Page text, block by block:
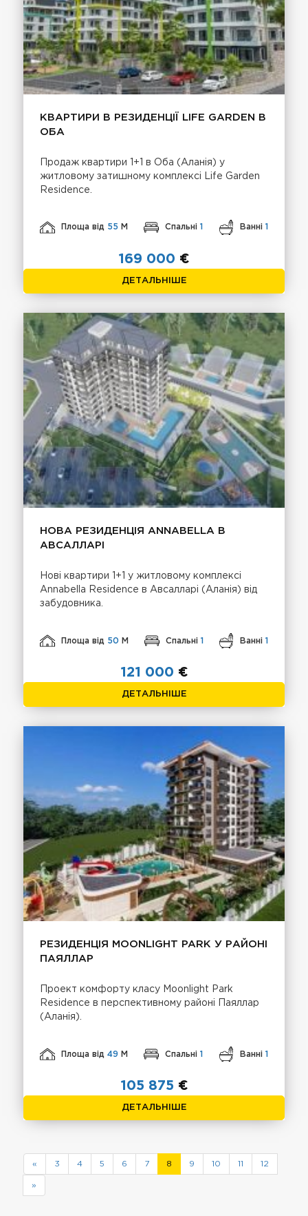
КВАРТИРИ В РЕЗИДЕНЦІЇ LIFE GARDEN В
ОБА
Продаж квартири 1+1 в Оба (Аланія) у
житловому затишному комплексі Life Garden
Residence.
Площа від 55 М Спальні 1 Ванні 1
169 000 €
ДЕТАЛЬНІШЕ
НОВА РЕЗИДЕНЦІЯ ANNABELLA В
АВСАЛЛАРІ
Нові квартири 1+1 у житловому комплексі
Annabella Residence в Авсалларі (Аланія) від
забудовника.
Площа від 50 М Спальні 1 Ванні 1
121 000 €
ДЕТАЛЬНІШЕ
РЕЗИДЕНЦІЯ MOONLIGHT PARK У РАЙОНІ
ПАЯЛЛАР
Проект комфорту класу Moonlight Park
Residence в перспективному районі Паяллар
(Аланія).
Площа від49 М Спальні 1 Ванні 1
105 875 €
ДЕТАЛЬНІШЕ
« 3 4 5 6 7 8 9 10 11 12
»